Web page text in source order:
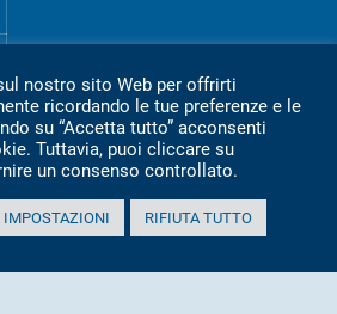
nostro sito Web per offrirti
ricordando le tue preferenze e le
su “Accetta tutto” acconsenti
Tuttavia, puoi cliccare su
un consenso controllato.
IMPOSTAZIONI RIFIUTA TUTTO